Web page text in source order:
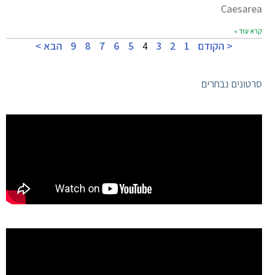
Caesarea
קרא עוד »
< הקודם 1
2
3
4
5
6
7
8
9 הבא >
סרטונים נבחרים